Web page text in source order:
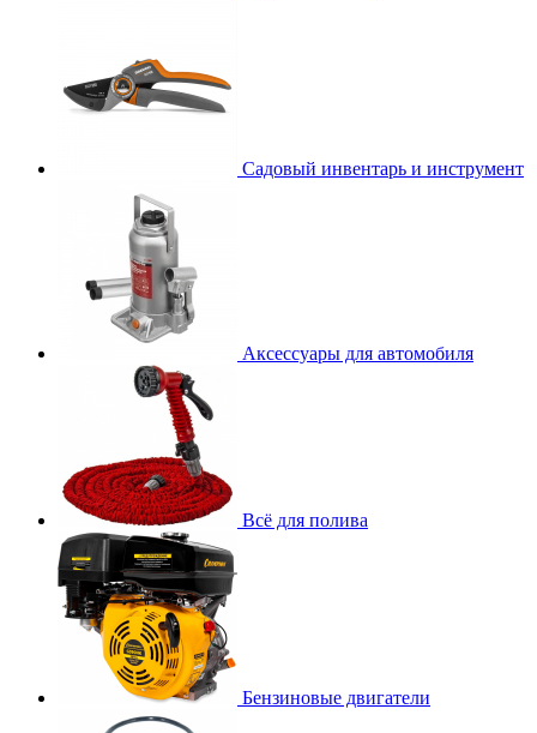
Садовый инвентарь и инструмент
Аксессуары для автомобиля
Всё для полива
Бензиновые двигатели